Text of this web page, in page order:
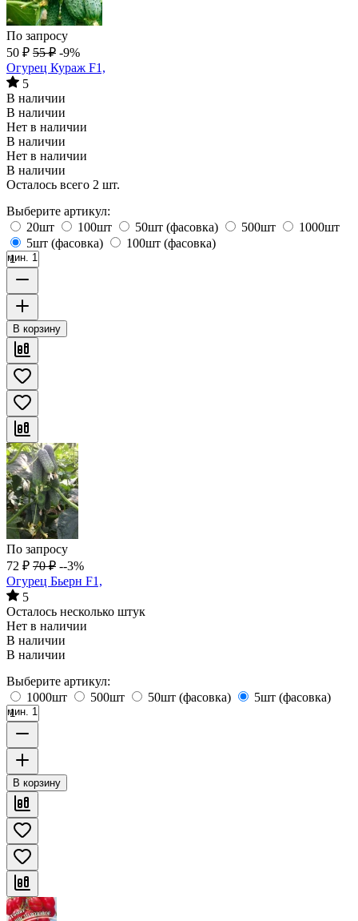
По запросу
50 ₽ 55 ₽ -9%
Огурец Кураж F1,
5
В наличии
В наличии
Нет в наличии
В наличии
Нет в наличии
В наличии
Осталось всего 2 шт.
Выберите артикул:
20шт
100шт 50шт (фасовка) 500шт
1000шт
5шт (фасовка)
100шт (фасовка)
мин. 1
В корзину
По запросу
72 ₽ 70 ₽ --3%
Огурец Бьерн F1,
5
Осталось несколько штук
Нет в наличии
В наличии
В наличии
Выберите артикул:
1000шт
500шт 50шт (фасовка) 5шт (фасовка)
мин. 1
В корзину